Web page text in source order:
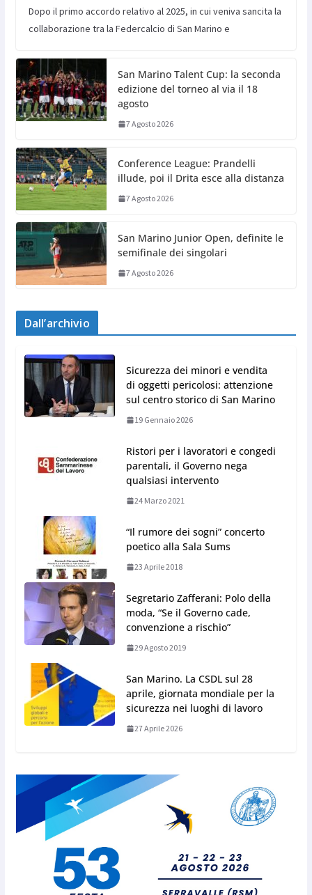
Dopo il primo accordo relativo al 2025, in cui veniva sancita la
collaborazione tra la Federcalcio di San Marino e
San Marino Talent Cup: la seconda
edizione del torneo al via il 18
agosto
7 Agosto 2026
Conference League: Prandelli
illude, poi il Drita esce alla distanza
7 Agosto 2026
San Marino Junior Open, definite le
semifinale dei singolari
7 Agosto 2026
Dall’archivio
Sicurezza dei minori e vendita
di oggetti pericolosi: attenzione
sul centro storico di San Marino
19 Gennaio 2026
Ristori per i lavoratori e congedi
parentali, il Governo nega
qualsiasi intervento
24 Marzo 2021
“Il rumore dei sogni” concerto
poetico alla Sala Sums
23 Aprile 2018
Segretario Zafferani: Polo della
moda, “Se il Governo cade,
convenzione a rischio”
29 Agosto 2019
San Marino. La CSDL sul 28
aprile, giornata mondiale per la
sicurezza nei luoghi di lavoro
27 Aprile 2026